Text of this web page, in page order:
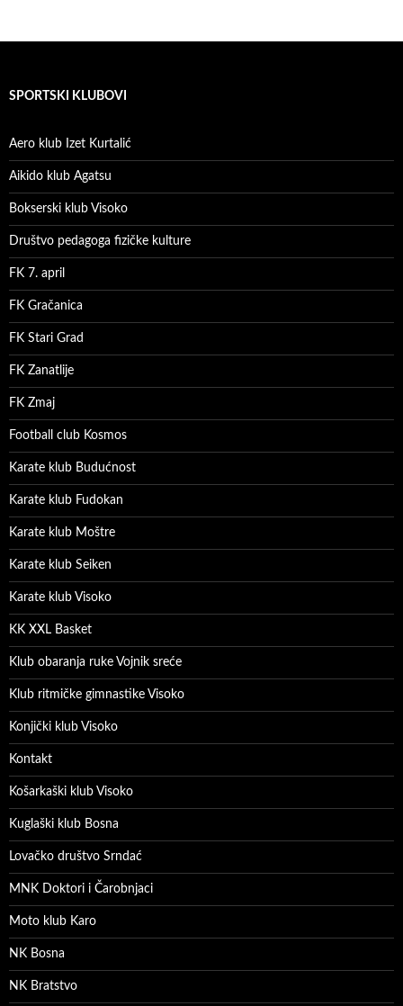
SPORTSKI KLUBOVI
Aero klub Izet Kurtalić
Aikido klub Agatsu
Bokserski klub Visoko
Društvo pedagoga fizičke kulture
FK 7. april
FK Gračanica
FK Stari Grad
FK Zanatlije
FK Zmaj
Football club Kosmos
Karate klub Budućnost
Karate klub Fudokan
Karate klub Moštre
Karate klub Seiken
Karate klub Visoko
KK XXL Basket
Klub obaranja ruke Vojnik sreće
Klub ritmičke gimnastike Visoko
Konjički klub Visoko
Kontakt
Košarkaški klub Visoko
Kuglaški klub Bosna
Lovačko društvo Srndać
MNK Doktori i Čarobnjaci
Moto klub Karo
NK Bosna
NK Bratstvo